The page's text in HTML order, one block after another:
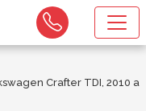
Crafter TDI, 2010 an